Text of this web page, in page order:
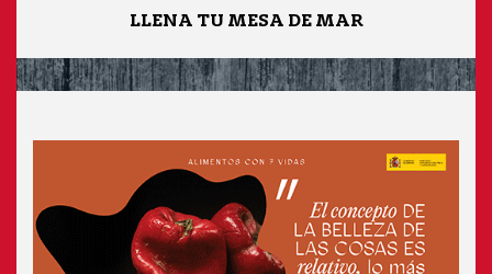
LLENA TU MESA DE MAR